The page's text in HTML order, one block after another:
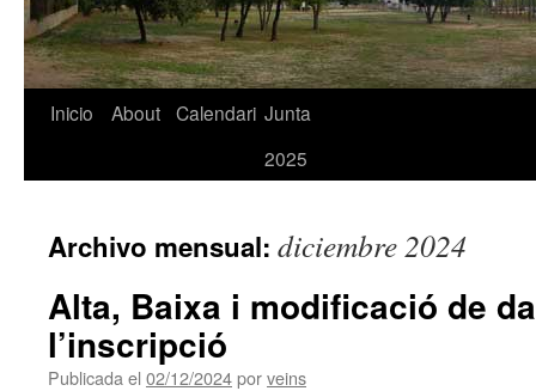
Saltar
Inicio About Calendari Junta
2025
Archivo mensual: diciembre 2024
Alta, Baixa i modificació de
l’inscripció
Publicada el 02/12/2024porveins